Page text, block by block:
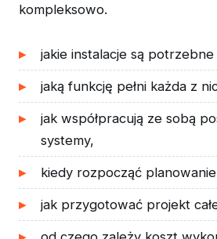
kompleksowo.
jakie instalacje są
jaką funkcję pełni każda z
jak współpracują ze sobą
systemy,
kiedy rozpocząć
jak przygotować projekt